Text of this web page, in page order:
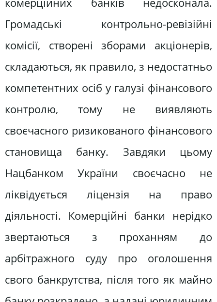
Громадські контрольно-ревізійні
комісії, створені зборами акціонерів,
складаються, як правило, з недостатньо
компетентних осіб у галузі фінансового
контролю, тому не виявляють
своєчасного ризикованого фінансового
становища банку. Завдяки цьому
Нацбанком України своєчасно не
ліквідується ліцензія на право
діяльності. Комерційні банки нерідко
звертаються з проханням до
арбітражного суду про оголошення
свого банкрутства, після того як майно